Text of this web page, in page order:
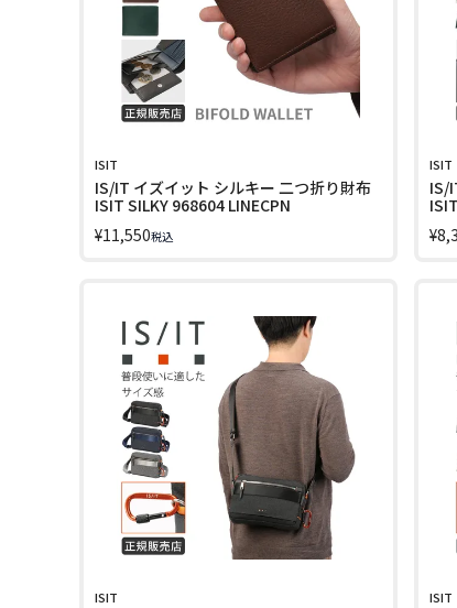
ISIT
IS/IT イズイット シルキー 二つ折り財布
ISIT SILKY 968604 LINECPN
¥11,550税込
ISIT
IS/
¥
ISIT ISIT